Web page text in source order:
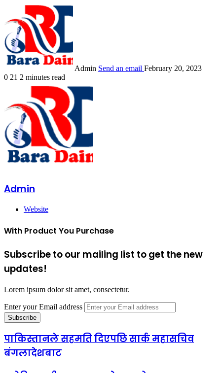
Admin Send an email February 20, 2023
0 21 2 minutes read
Admin
Website
With Product You Purchase
Subscribe to our mailing list to get the new
updates!
Lorem ipsum dolor sit amet, consectetur.
Enter your Email address
पाकिस्तानले सहमति दिएपछि सार्क महासचिव
बंगलादेशबाट